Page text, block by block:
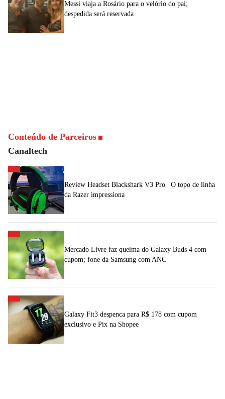
Messi viaja a Rosário para o velório do pai;
despedida será reservada
Conteúdo de Parceiros
Canaltech
Review Headset Blackshark V3 Pro | O topo de linha
da Razer impressiona
Mercado Livre faz queima do Galaxy Buds 4 com
cupom; fone da Samsung com ANC
Galaxy Fit3 despenca para R$ 178 com cupom
exclusivo e Pix na Shopee